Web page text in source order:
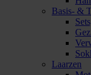
Basis- &
Laarzen